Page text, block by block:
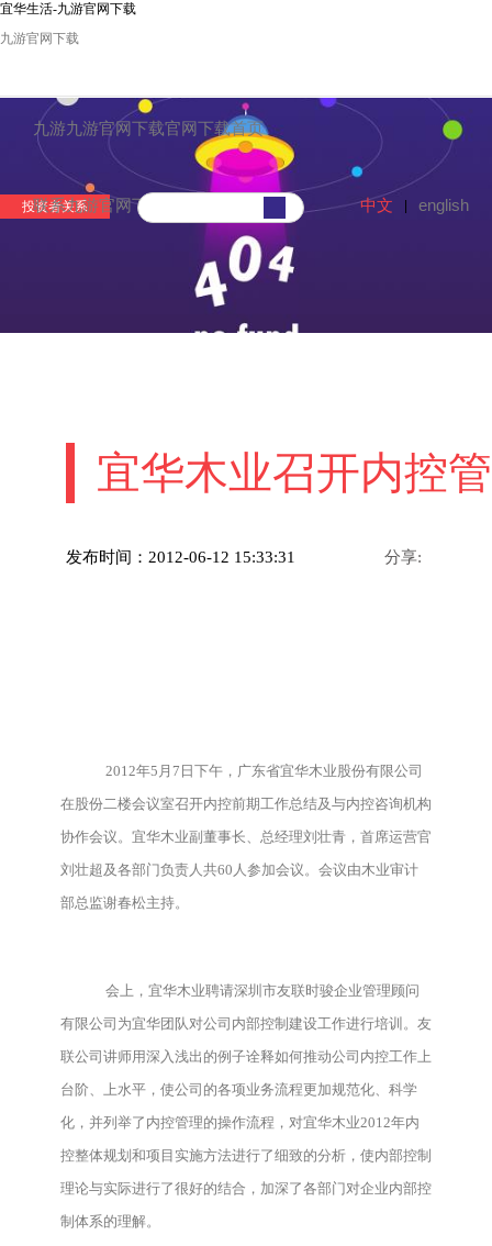
宜华生活-九游官网下载
九游官网下载
九游九游官网下载官网下载首页
联系九游官网下载
投资者关系 中文 english
宜华木业召开内控
发布时间：2012-06-12 15:33:31 分享:
2012年5月7日下午，广东省宜华木业股份有限公司
在股份二楼会议室召开内控前期工作总结及与内控咨询机构
协作会议。宜华木业副董事长、总经理刘壮青，首席运营官
刘壮超及各部门负责人共60人参加会议。会议由木业审计
部总监谢春松主持。
会上，宜华木业聘请深圳市友联时骏企业管理顾问
有限公司为宜华团队对公司内部控制建设工作进行培训。友
联公司讲师用深入浅出的例子诠释如何推动公司内控工作上
台阶、上水平，使公司的各项业务流程更加规范化、科学
化，并列举了内控管理的操作流程，对宜华木业2012年内
控整体规划和项目实施方法进行了细致的分析，使内部控制
理论与实际进行了很好的结合，加深了各部门对企业内部控
制体系的理解。